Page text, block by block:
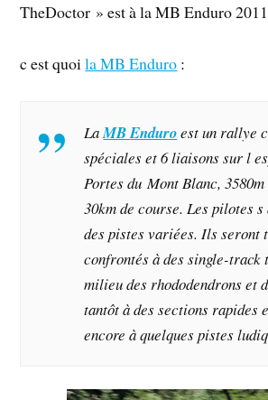
TheDoctor » est à la MB Enduro
c est quoila MB Enduro :
LaMBEnduroest un rallye
spéciales et 6 liaisons sur l
Portes du Mont Blanc,
30km de course. Les pilotes
des pistes variées. Ils seront
confrontés à des single-track
milieu des rhododendrons et
tantôt à des sections rapides
encore à quelques pistes